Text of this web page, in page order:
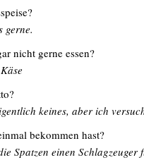
gerne.
nicht gerne essen?
keines, aber ich
bekommen hast?
Spatzen einen